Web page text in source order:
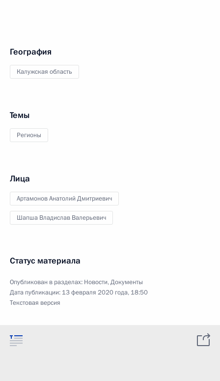
География
Калужская область
Темы
Регионы
Лица
Артамонов Анатолий Дмитриевич
Шапша Владислав Валерьевич
Статус материала
Опубликован в разделах: Новости,Документы
Дата публикации: 13 февраля 2020 года, 18:50
Текстовая версия